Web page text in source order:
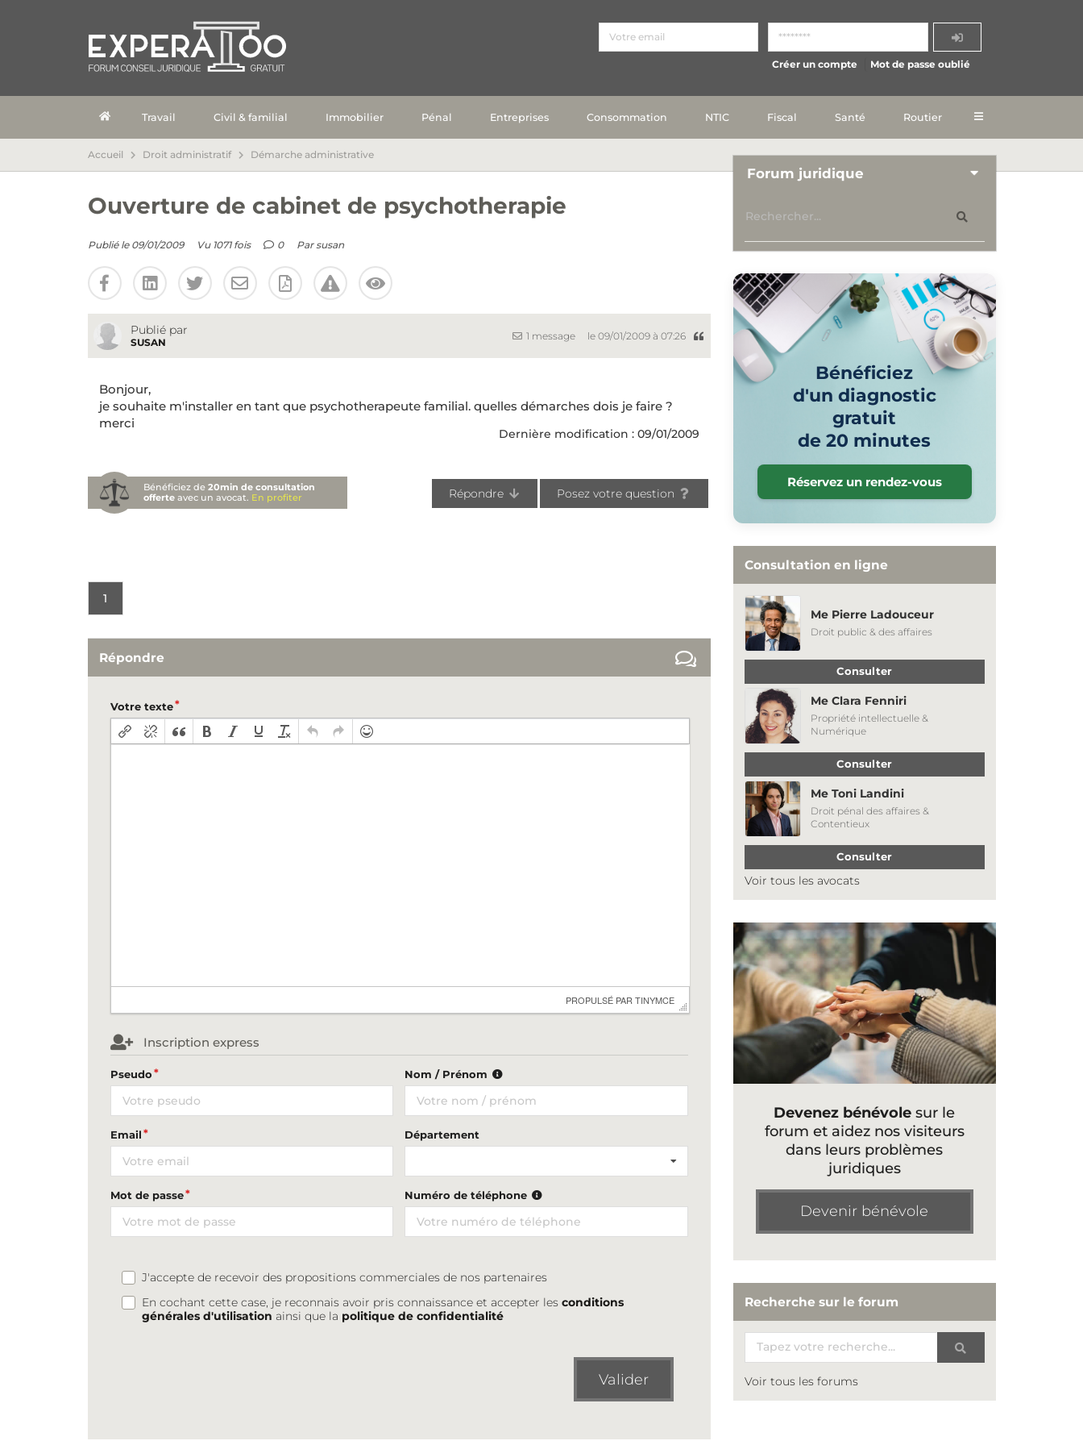
Créer un compte Mot de passe oublié
Travail Civil & familial Immobilier Pénal Entreprises Consommation NTIC Fiscal Santé Routier
Accueil Droit administratif Démarche administrative
Ouverture de cabinet de psychotherapie
Publié le 09/01/2009 Vu 1071 fois 0 Parsusan
Publié par
SUSAN
1 message le 09/01/2009 à 07:26
Bonjour,
je souhaite m'installer en tant que psychotherapeute familial. quelles démarches dois je faire ?
merci
Dernière modification : 09/01/2009
Bénéficiez de20min de consultation
offerte avec un avocat. En profiter Répondre Posez votre question
1
Répondre
Votre texte
PROPULSÉ PAR TINYMCE
Inscription express
Pseudo Nom / Prénom
Email Département
Mot de passe Numéro de téléphone
J'accepte de recevoir des propositions commerciales de nos partenaires
En cochant cette case, je reconnais avoir pris connaissance et accepter lesconditions
générales d'utilisation ainsi que la politique de confidentialité
Valider
Forum juridique
Bénéficiez
d'un diagnostic
gratuit
de 20 minutes
Réservez un rendez-vous
Consultation en ligne
Me Pierre Ladouceur
Droit public & des affaires
Consulter
Me Clara Fenniri
Propriété intellectuelle &
Numérique
Consulter
Me Toni Landini
Droit pénal des affaires &
Contentieux
Consulter
Voir tous les avocats
Devenez bénévole sur le
forum et aidez nos visiteurs
dans leurs problèmes
juridiques
Devenir bénévole
Recherche sur le forum
Voir tous les forums